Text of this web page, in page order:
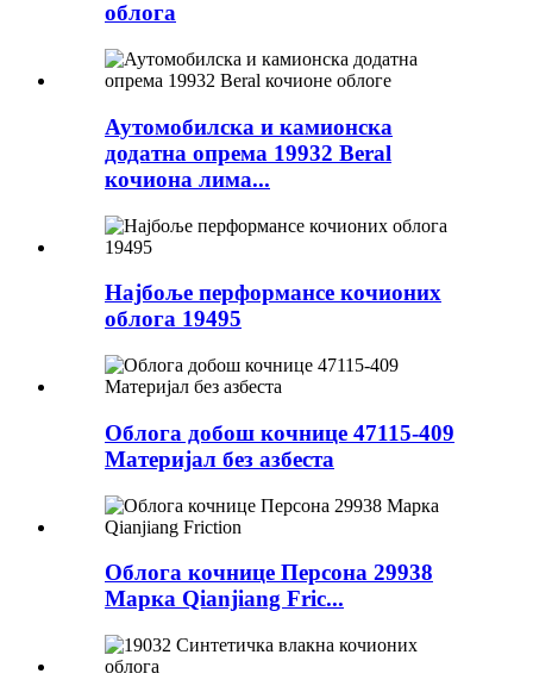
облога
Аутомобилска и камионска
додатна опрема 19932 Beral
кочиона лима...
Најбоље перформансе кочионих
облога 19495
Облога добош кочнице 47115-409
Материјал без азбеста
Облога кочнице Персона 29938
Марка Qianjiang Fric...